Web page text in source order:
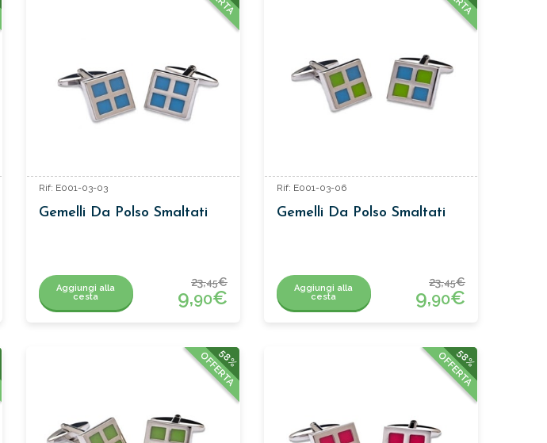
Rif: E001-03-03
Gemelli Da Polso Smaltati
Aggiungi alla
cesta
23,45€
9,90€
Rif: E001-03-06
Gemelli Da Polso Smaltati
Aggiungi alla
cesta
23,45€
9,90€
58%
OFFERTA 58%
OFFERTA